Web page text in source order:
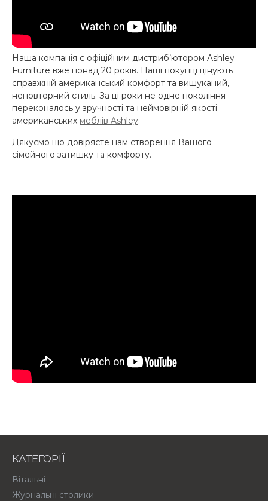
Наша компанія є офіційним дистриб’ютором Ashley
Furniture вже понад 20 років. Наші покупці цінують
справжній американський комфорт та вишуканий,
неповторний стиль. За ці роки не одне покоління
переконалось у зручності та неймовірній якості
американських меблів Ashley.
Дякуємо що довіряєте нам створення Вашого
сімейного затишку та комфорту.
КАТЕГОРІЇ
Вітальні
Журнальні столики